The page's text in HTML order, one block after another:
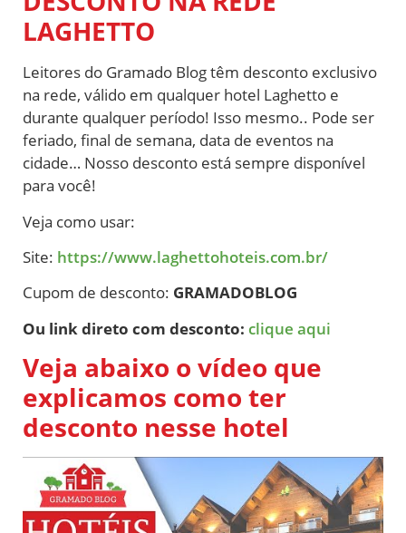
LAGHETTO
Leitores do Gramado Blog têm desconto exclusivo
na rede, válido em qualquer hotel Laghetto e
durante qualquer período! Isso mesmo.. Pode ser
feriado, final de semana, data de eventos na
cidade… Nosso desconto está sempre disponível
para você!
Veja como usar:
Site: https://www.laghettohoteis.com.br/
Cupom de desconto: GRAMADOBLOG
Ou link direto com desconto: clique aqui
Veja abaixo o vídeo que
explicamos como ter
desconto nesse hotel